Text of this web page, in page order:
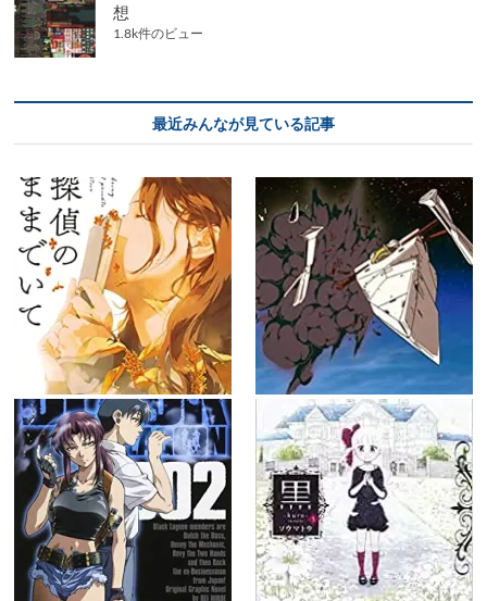
想
1.8k件のビュー
最近みんなが見ている記事